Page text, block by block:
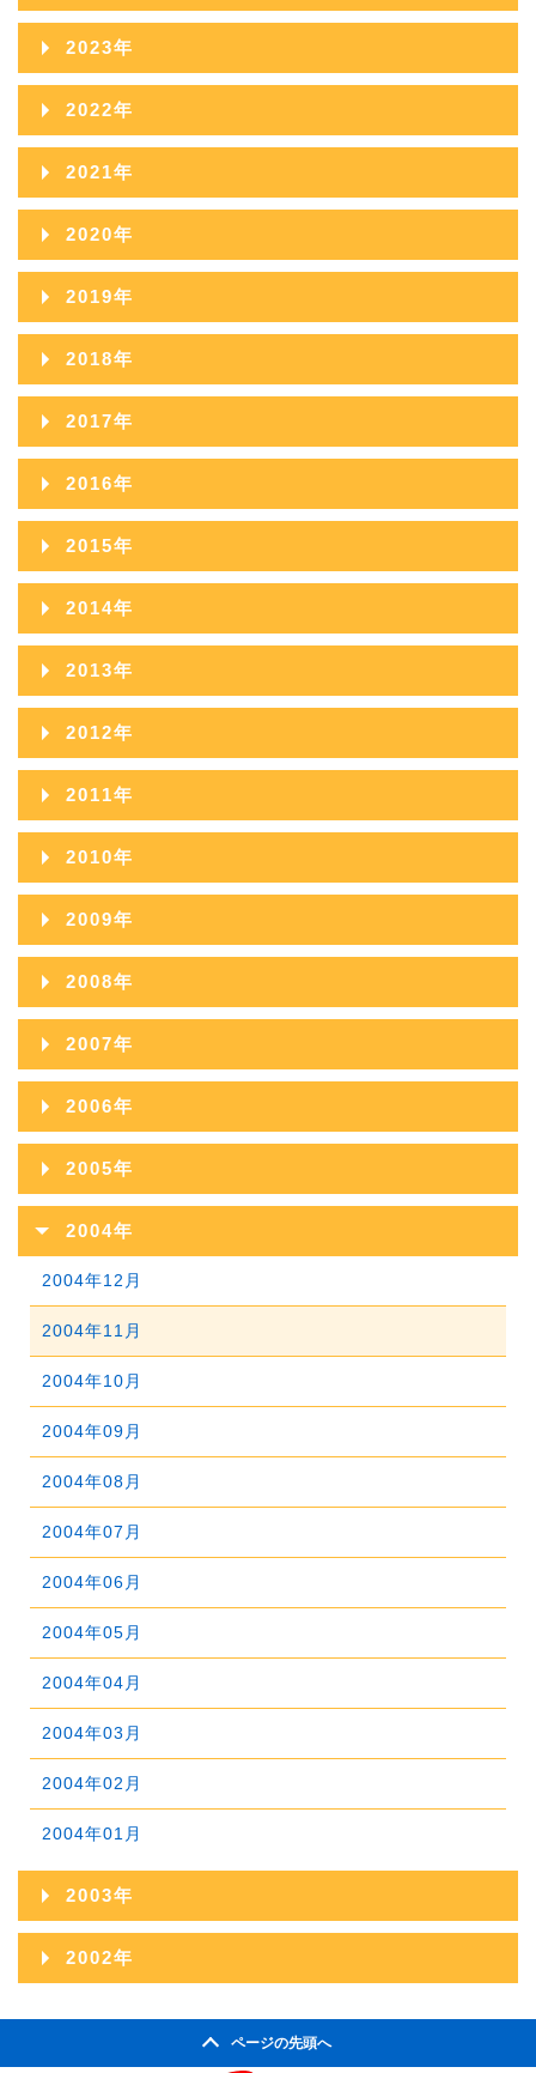
2026年06月
2026年05月
2026年04月
2026年03月
2026年02月
2026年01月
2025年11月
2025年10月
2025年09月
2025年08月
2025年07月
2025年06月
2025年05月
2025年03月
2025年02月
2025年01月
2024年12月
2024年11月
2024年10月
2024年09月
2024年08月
2024年07月
2024年06月
2024年05月
2024年03月
2024年02月
2024年01月
2023年
2023年12月
2023年11月
2023年10月
2023年09月
2023年08月
2023年07月
2023年06月
2023年05月
2023年03月
2023年02月
2023年01月
2022年
2022年12月
2022年11月
2022年10月
2022年09月
2022年08月
2022年07月
2022年06月
2022年05月
2022年03月
2022年02月
2022年01月
2021年
2021年12月
2021年11月
2021年10月
2021年09月
2021年08月
2021年07月
2021年06月
2021年05月
2021年03月
2021年02月
2021年01月
2020年
2020年12月
2020年11月
2020年10月
2020年09月
2020年08月
2020年07月
2020年06月
2020年05月
2020年03月
2020年02月
2020年01月
2019年
2019年12月
2019年11月
2019年10月
2019年09月
2019年08月
2019年07月
2019年06月
2019年05月
2019年03月
2019年02月
2019年01月
2018年
2018年12月
2018年11月
2018年10月
2018年09月
2018年08月
2018年07月
2018年06月
2018年05月
2018年03月
2018年02月
2018年01月
2017年
2017年12月
2017年11月
2017年10月
2017年09月
2017年08月
2017年07月
2017年06月
2017年05月
2017年03月
2017年02月
2017年01月
2016年
2016年12月
2016年11月
2016年10月
2016年09月
2016年08月
2016年07月
2016年06月
2016年05月
2016年03月
2016年02月
2016年01月
2015年
2015年12月
2015年11月
2015年10月
2015年09月
2015年08月
2015年07月
2015年06月
2015年05月
2015年03月
2015年02月
2015年01月
2014年
2014年12月
2014年11月
2014年10月
2014年09月
2014年08月
2014年07月
2014年06月
2014年05月
2014年03月
2014年02月
2014年01月
2013年
2013年12月
2013年11月
2013年10月
2013年09月
2013年08月
2013年07月
2013年06月
2013年05月
2013年03月
2013年02月
2013年01月
2012年
2012年12月
2012年11月
2012年10月
2012年09月
2012年08月
2012年07月
2012年06月
2012年05月
2012年03月
2012年02月
2012年01月
2011年
2011年12月
2011年11月
2011年10月
2011年09月
2011年08月
2011年07月
2011年06月
2011年05月
2010年
2010年12月
2010年11月
2010年10月
2010年09月
2010年08月
2010年07月
2010年06月
2010年05月
2010年04月
2010年03月
2010年02月
2010年01月
2009年
2009年12月
2009年11月
2009年10月
2009年09月
2009年08月
2009年07月
2009年06月
2009年05月
2009年04月
2009年03月
2009年02月
2009年01月
2008年
2008年12月
2008年11月
2008年10月
2008年09月
2008年08月
2008年07月
2008年06月
2008年05月
2008年04月
2008年03月
2008年02月
2008年01月
2007年
2007年12月
2007年11月
2007年10月
2007年09月
2007年08月
2007年07月
2007年06月
2007年05月
2007年04月
2007年03月
2007年02月
2007年01月
2006年
2006年12月
2006年11月
2006年10月
2006年09月
2006年08月
2006年07月
2006年06月
2006年05月
2006年04月
2006年03月
2006年02月
2006年01月
2005年
2005年12月
2004年
2004年12月
2004年11月
2004年10月
2004年09月
2004年08月
2004年07月
2004年06月
2004年05月
2004年04月
2004年03月
2004年02月
2004年01月
2003年
2003年12月
2002年
ページの先頭へ